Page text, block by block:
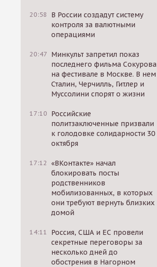
20:58
В России создадут систему
контроля за валютными
операциями
20:47 Минкульт запретил показ
последнего фильма Сокурова
на фестивале в Москве. В нем
Сталин, Черчилль, Гитлер и
Муссолини спорят о жизни
17:10 Российские
политзаключенные призвали
к голодовке солидарности 30
октября
17:12 «ВКонтакте» начал
блокировать посты
родственников
мобилизованных, в которых
они требуют вернуть близких
домой
14:11
Россия, США и ЕС провели
секретные переговоры за
несколько дней до
обострения в Нагорном